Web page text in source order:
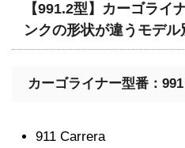
【991.2型】カーゴライ
ンクの形状が違うモデル
カーゴライナー型番：
911 Carrera